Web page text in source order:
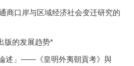
商口岸与区域经济社会变迁研究的
版的发展趋势*
述」——《皇明外夷朝貢考》與